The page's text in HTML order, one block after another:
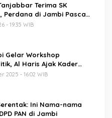
Terima SK
Perdana di Jambi Pasca
- 19:35 WIB
Gelar Workshop
Al Haris Ajak Kader
Jelang Pemilu 2029
2025 - 16:02 WIB
Ini Nama-nama
PAN di Jambi